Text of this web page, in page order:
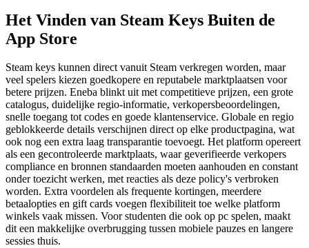
Het Vinden van Steam Keys Buiten de
App Store
Steam keys kunnen direct vanuit Steam verkregen worden, maar
veel spelers kiezen goedkopere en reputabele marktplaatsen voor
betere prijzen. Eneba blinkt uit met competitieve prijzen, een grote
catalogus, duidelijke regio-informatie, verkopersbeoordelingen,
snelle toegang tot codes en goede klantenservice. Globale en regio
geblokkeerde details verschijnen direct op elke productpagina, wat
ook nog een extra laag transparantie toevoegt. Het platform opereert
als een gecontroleerde marktplaats, waar geverifieerde verkopers
compliance en bronnen standaarden moeten aanhouden en constant
onder toezicht werken, met reacties als deze policy's verbroken
worden. Extra voordelen als frequente kortingen, meerdere
betaalopties en gift cards voegen flexibiliteit toe welke platform
winkels vaak missen. Voor studenten die ook op pc spelen, maakt
dit een makkelijke overbrugging tussen mobiele pauzes en langere
sessies thuis.